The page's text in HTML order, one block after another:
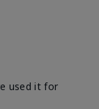
used it for